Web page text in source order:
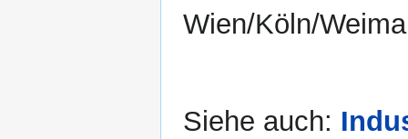
Wien/Köln/
Siehe auch: